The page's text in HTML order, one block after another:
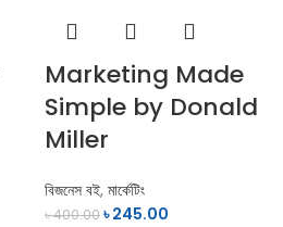
Marketing Made
Simple by Donald
Miller
বিজনেস বই, মার্কেটিং
৳400.00৳245.00